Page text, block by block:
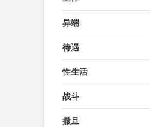
异端
待遇
性生活
战斗
撒旦